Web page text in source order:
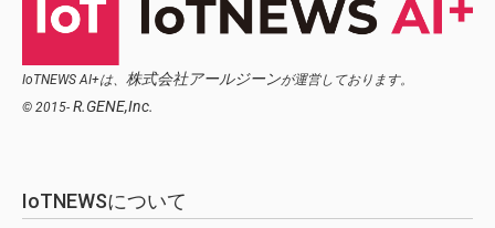
IoTNEWS AI+は、 株式会社アールジーンが運営しております。
© 2015- R.GENE,Inc.
IoTNEWSについて